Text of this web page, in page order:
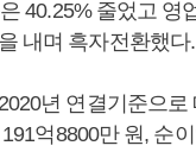
40.25% 줄었고 영
내며 흑자전환했다.
년 연결기준으로
억8800만 원, 순